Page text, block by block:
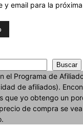
y email para la
Buscar
el Programa de
de afiliados).
que yo obtengo un
de compra se